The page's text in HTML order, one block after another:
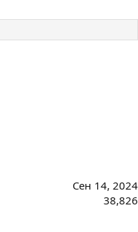
Сен 14, 2024
38,826